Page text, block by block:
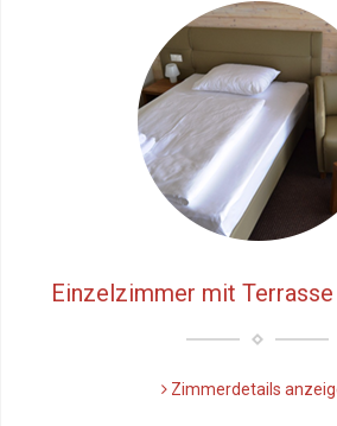
Einzelzimmer mit
Zimmerdetails